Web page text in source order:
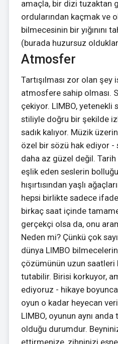
amaçla, bir dizi tuzaktan
ordularından kaçmak ve
bilmecesinin bir yığınını
(burada huzursuz
Atmosfer
Tartışılması zor olan şey
atmosfere sahip olması.
çekiyor. LIMBO, yetenekli
stiliyle doğru bir şekilde
sadık kalıyor. Müzik
özel bir sözü hak ediyor
daha az güzel değil.
eşlik eden seslerin
hışırtısından yaşlı
hepsi birlikte sadece
birkaç saat içinde
gerçekçi olsa da, onu
Neden mi? Çünkü çok
dünya LIMBO
çözümünün uzun saatleri
tutabilir. Birisi korkuyor,
ediyoruz - hikaye
oyun o kadar heyecan
LIMBO, oyunun aynı
olduğu durumdur.